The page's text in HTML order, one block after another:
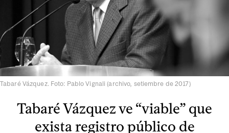
Tabaré Vázquez. Foto: Pablo Vignali (archivo, setiembre de 2017)
Tabaré Vázquez ve “viable” que
exista registro público de